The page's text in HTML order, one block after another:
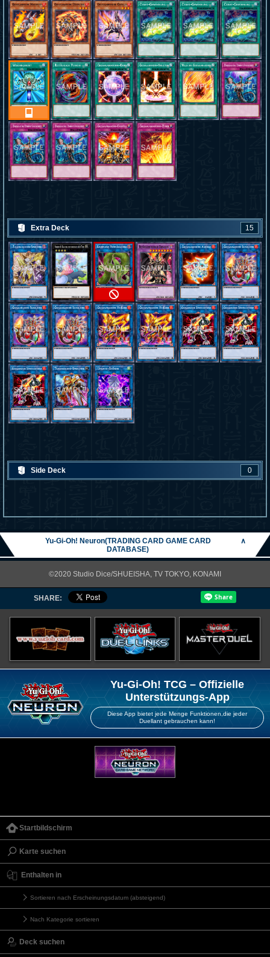
Extra Deck 15
Side Deck 0
Yu-Gi-Oh! Neuron(TRADING CARD GAME CARD
DATABASE)
∧
©2020 Studio Dice/SHUEISHA, TV TOKYO, KONAMI
SHARE:
Yu-Gi-Oh! TCG – Offizielle
Unterstützungs-App
Diese App bietet jede Menge Funktionen,die jeder
Duellant gebrauchen kann!
Startbildschirm
Karte suchen
Enthalten in
Sortieren nach Erscheinungsdatum (absteigend)
Nach Kategorie sortieren
Deck suchen